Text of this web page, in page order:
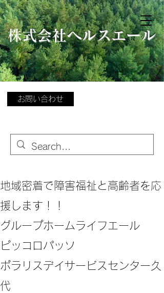
​株式会社ヘルスエール
お問い合わせ
地域密着で障害福祉と高齢者を応
援します！！
グループホームライフエール
ピッコロパッソ
ポラリスデイサービスセンター久
代